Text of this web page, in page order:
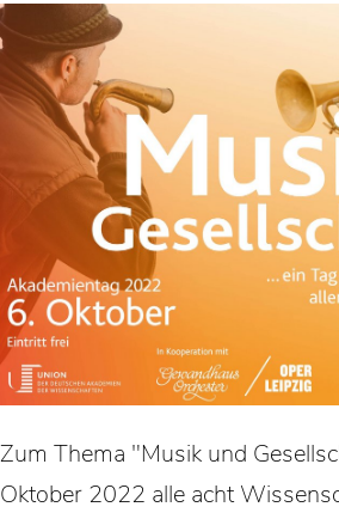
Zum Thema "Musik und
Oktober 2022 alle acht